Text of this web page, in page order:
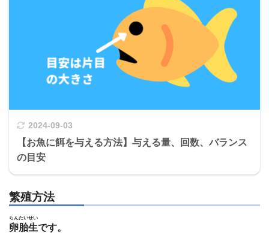
2024-09-03
【お魚に餌を与える方法】与える量、回数、バランス
の目安
繁殖方法
卵胎生
らんたいせい
です。